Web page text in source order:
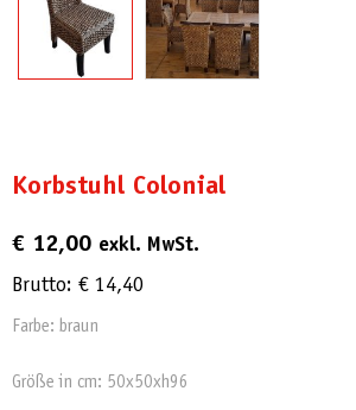
Korbstuhl Colonial
€ 12,00 exkl. MwSt.
Brutto: € 14,40
Farbe: braun
Größe in cm: 50x50xh96